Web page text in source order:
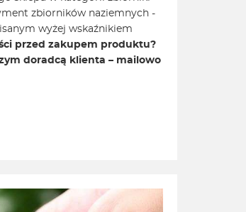
zbiorników naziemnych -
wyżej wskaźnikiem
przed zakupem produktu?
doradcą klienta – mailowo